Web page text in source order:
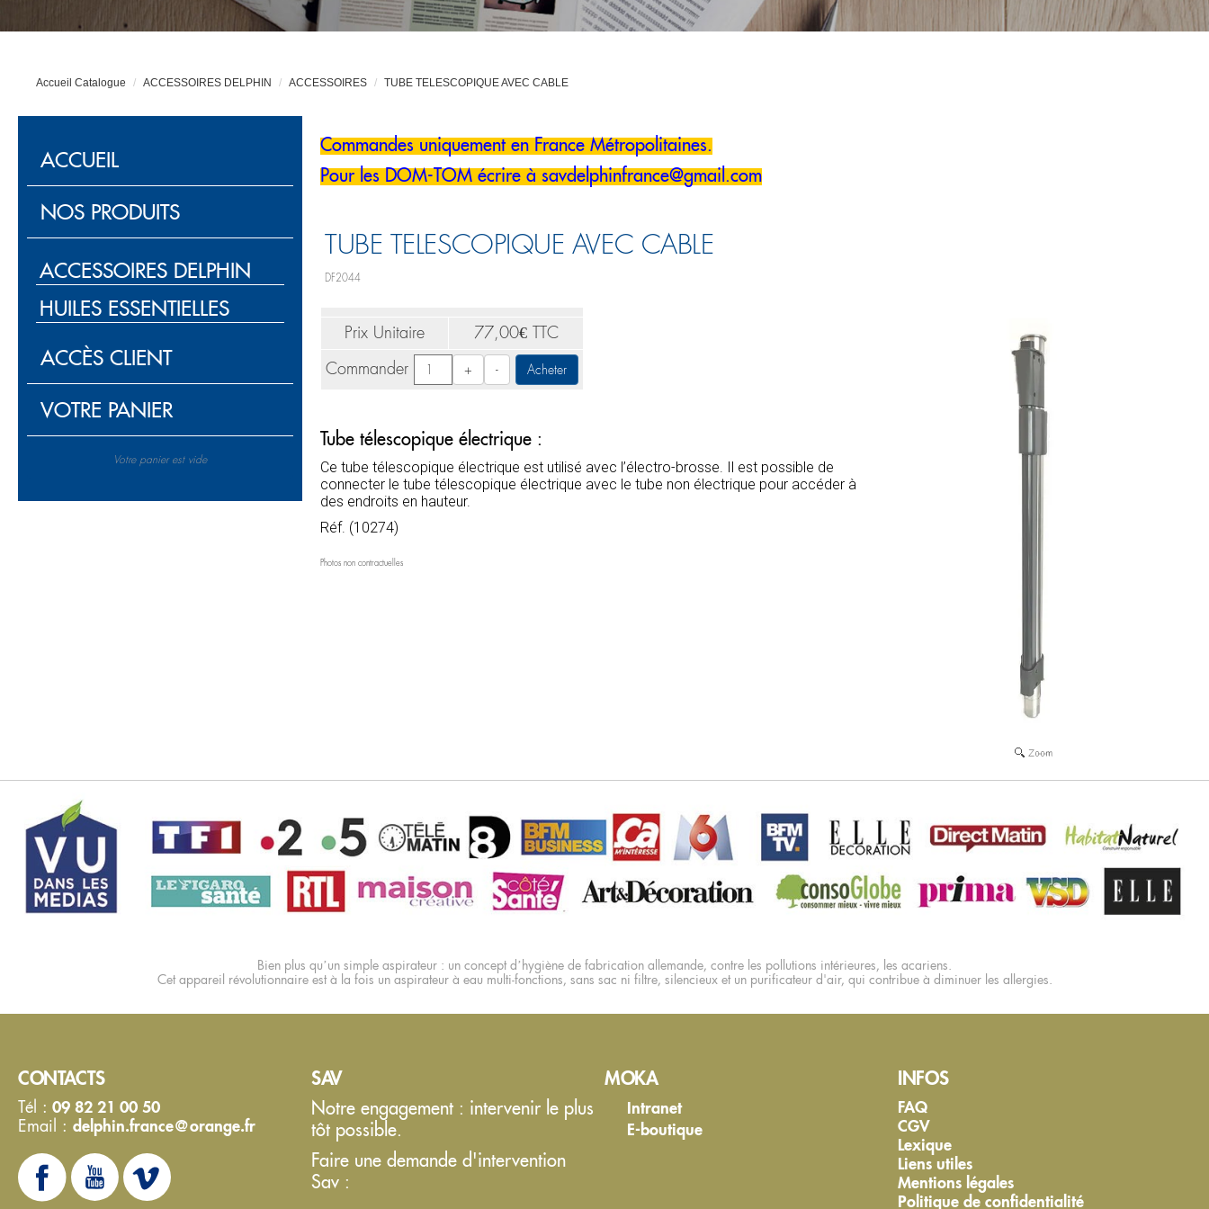
Accueil Catalogue ACCESSOIRES DELPHIN ACCESSOIRES TUBE TELESCOPIQUE AVEC CABLE
ACCUEIL
NOS PRODUITS
ACCESSOIRES DELPHIN
HUILES ESSENTIELLES
ACCÈS CLIENT
VOTRE PANIER
Votre panier est vide
Commandes uniquement en France Métropolitaines.
Pour les DOM-TOM écrire à savdelphinfrance@gmail.com
TUBE TELESCOPIQUE AVEC CABLE
DF2044
Prix Unitaire 77,00€ TTC
Commander
Tube télescopique électrique :
Ce tube télescopique électrique est utilisé avec l’électro-brosse. Il est possible de
connecter le tube télescopique électrique avec le tube non électrique pour accéder à
des endroits en hauteur.
Réf. (10274)
Photos non contractuelles
Bien plus qu’un simple aspirateur : un concept d’hygiène de fabrication allemande, contre les pollutions intérieures, les acariens.
Cet appareil révolutionnaire est à la fois un aspirateur à eau multi-fonctions, sans sac ni filtre, silencieux et un purificateur d'air, qui contribue à diminuer les allergies.
CONTACTS
Tél : 09 82 21 00 50
Email : delphin.france@orange.fr
SAV
Notre engagement : intervenir le plus
tôt possible.
Faire une demande d'intervention
Sav :
MOKA
Intranet
E-boutique
INFOS
FAQ
CGV
Lexique
Liens utiles
Mentions légales
Politique de confidentialité